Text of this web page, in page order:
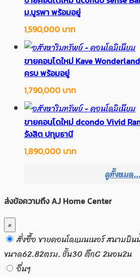
ม.บูรพา พร้อมอยู่
1,590,000 บาท
ขายคอนโดใหม่ Kave
ครบ พร้อมอยู่
1,790,000 บาท
ขายคอนโดใหม่ dcondo Vivid
รังสิต ปทุมธานี
1,890,000 บาท
ดูทั้งหมด
ส่งข้อความถึง AJ Home Center
×
สั่งซื้อ ขายคอนโดแมนเนอร์ สนามบิน
ขนาด62.82ตรม. ชั้น30 ตึกC 2นอน2น
อื่นๆ